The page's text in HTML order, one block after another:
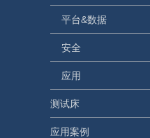
平台&数据
安全
应用
测试床
应用案例